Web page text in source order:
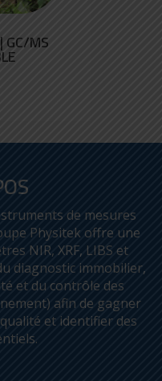
GC/MS
de mesures
Physitek offre une
NIR, XRF, LIBS et
diagnostic immobilier,
et du contrôle des
afin de gagner
et identifier des